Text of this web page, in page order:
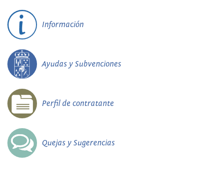
Información
Ayudas y Subvenciones
Perfil de contratante
Quejas y Sugerencias